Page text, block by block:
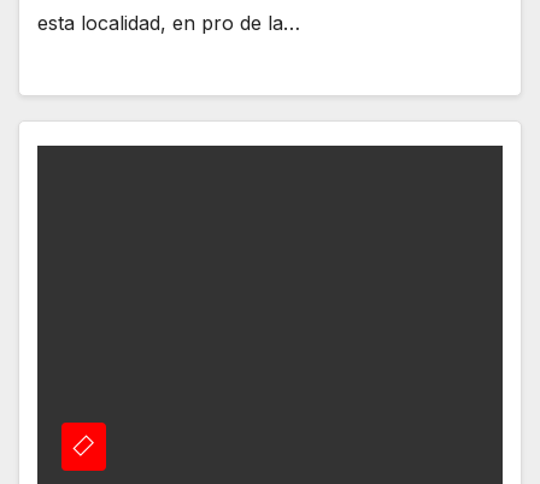
esta localidad, en pro de la…